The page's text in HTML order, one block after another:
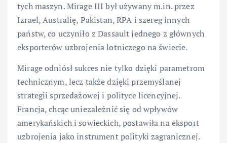
tych maszyn. Mirage III był używany m.in. przez
Izrael, Australię, Pakistan, RPA i szereg innych
państw, co uczyniło z Dassault jednego z głównych
eksporterów uzbrojenia lotniczego na świecie.
Mirage odniósł sukces nie tylko dzięki parametrom
technicznym, lecz także dzięki przemyślanej
strategii sprzedażowej i polityce licencyjnej.
Francja, chcąc uniezależnić się od wpływów
amerykańskich i sowieckich, postawiła na eksport
uzbrojenia jako instrument polityki zagranicznej.